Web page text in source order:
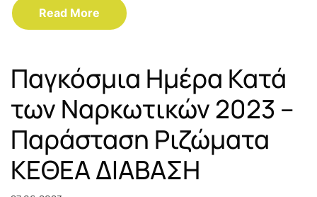
Read More
Παγκόσμια Ημέρα Κατά
των Ναρκωτικών 2023 –
Παράσταση Ριζώματα
ΚΕΘΕΑ ΔΙΑΒΑΣΗ